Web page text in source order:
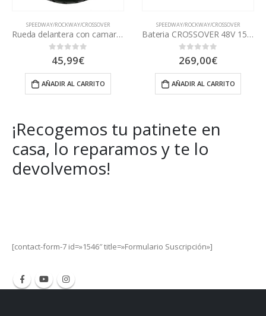
SPEEDWAY/ROCKWAY/CROSSOVER
0out of 5
269,00
AÑADIR AL CARRITO
SPEEDWAY/ROCKWAY/CROSSOVER
0out of 5
25,00
AÑADIR AL CARRITO
¡Recogemos tu patinete en
casa, lo reparamos y te lo
devolvemos!
[contact-form-7 id=»1546″ title=»Formulario Suscripción»]